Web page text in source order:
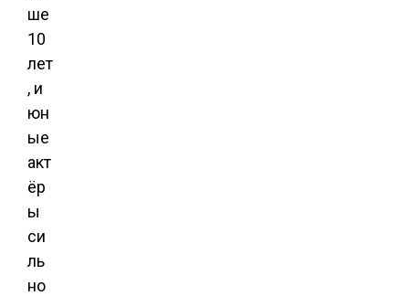
ше
10
лет
, и
юн
ые
акт
ёр
ы
си
ль
но